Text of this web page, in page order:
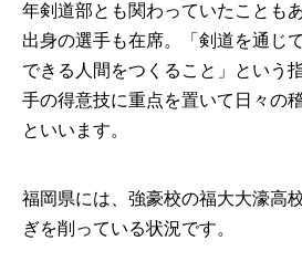
年剣道部とも関わっていたことも
出身の選手も在席。「剣道を通じ
できる人間をつくること」という
手の得意技に重点を置いて日々の
といいます。
福岡県には、強豪校の福大大濠高
ぎを削っている状況です。